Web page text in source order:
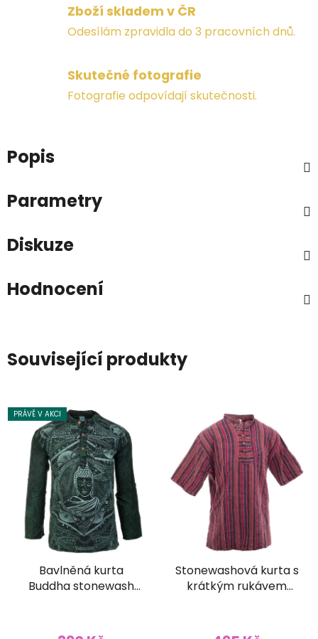
Zboží skladem v ČR
Odesílám zpravidla do 3 pracovních dnů.
Skutečné fotografie
Fotografie odpovídají skutečnosti.
Popis
Parametry
Diskuze
Hodnocení
Související produkty
PRÁVĚ V AKCI
Bavlněná kurta
Buddha stonewash
Stonewashová kurta s
krátkým rukávem